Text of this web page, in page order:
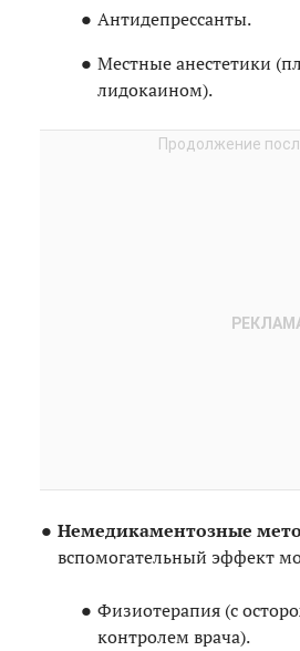
Антидепрессанты.
Местные анестетики
лидокаином).
Немедикаментозные
вспомогательный эффект
Физиотерапия (с
контролем врача).